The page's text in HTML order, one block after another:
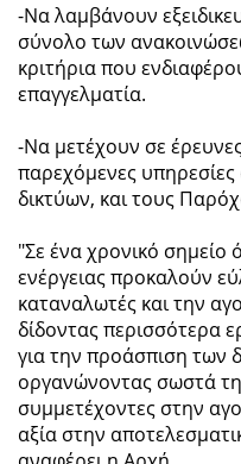
-Να λαμβάνουν
σύνολο των
κριτήρια που
επαγγελματία.
-Να μετέχουν σε
παρεχόμενες υπηρεσίες
δικτύων, και τους
"Σε ένα χρονικό σημείο
ενέργειας προκαλούν
καταναλωτές και την
δίδοντας περισσότερα
για την προάσπιση των
οργανώνοντας σωστά
συμμετέχοντες στην
αξία στην